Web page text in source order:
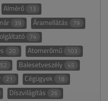
Almérő 13
39 Áramellátás 79
74
20 Atomerőmű 103
52 Balesetveszély 45
21 Cégügyek 18
Díszvilágítás 26